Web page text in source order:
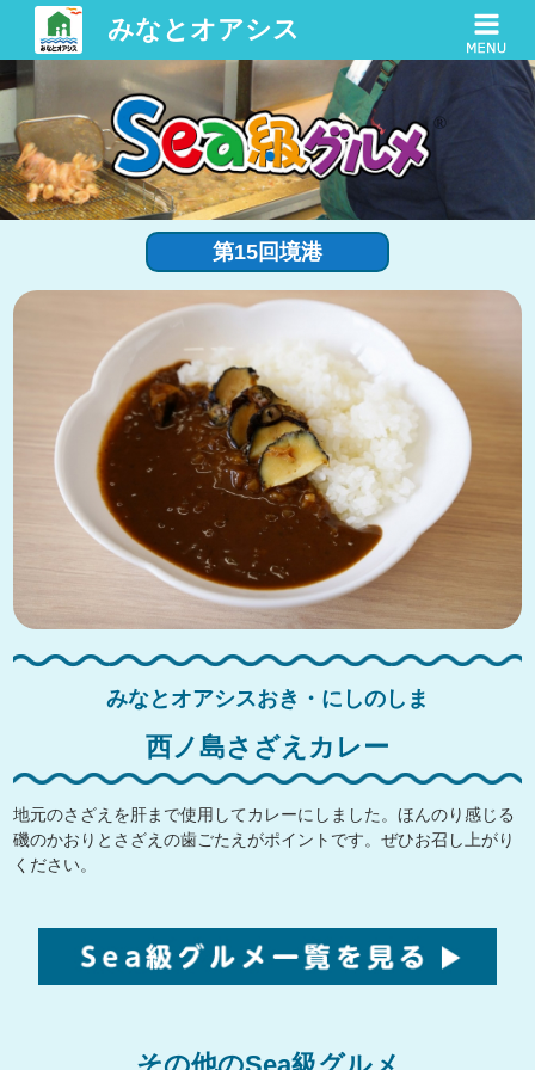
みなとオアシス
第15回境港
みなとオアシスおき・にしのしま
西ノ島さざえカレー
地元のさざえを肝まで使用してカレーにしました。ほんのり感じる
磯のかおりとさざえの歯ごたえがポイントです。ぜひお召し上がり
ください。